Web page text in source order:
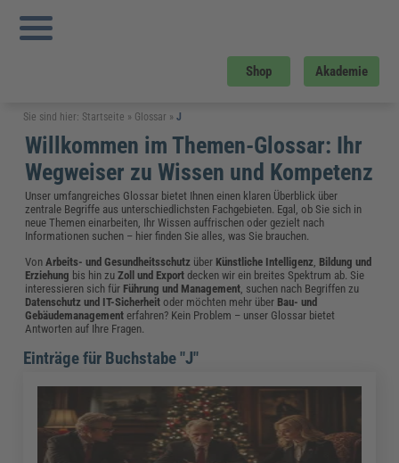
Shop Akademie
Sie sind hier: Startseite » Glossar »J
Willkommen im Themen-Glossar: Ihr
Wegweiser zu Wissen und Kompetenz
Unser umfangreiches Glossar bietet Ihnen einen klaren Überblick über
zentrale Begriffe aus unterschiedlichsten Fachgebieten. Egal, ob Sie sich in
neue Themen einarbeiten, Ihr Wissen auffrischen oder gezielt nach
Informationen suchen – hier finden Sie alles, was Sie brauchen.
VonArbeits- und Gesundheitsschutz über Künstliche Intelligenz, Bildung und
Erziehung bis hin zuZoll und Export decken wir ein breites Spektrum ab. Sie
interessieren sich für Führung und Management, suchen nach Begriffen zu
Datenschutz und IT-Sicherheit oder möchten mehr über Bau- und
Gebäudemanagement erfahren? Kein Problem – unser Glossar bietet
Antworten auf Ihre Fragen.
Einträge für Buchstabe "J"